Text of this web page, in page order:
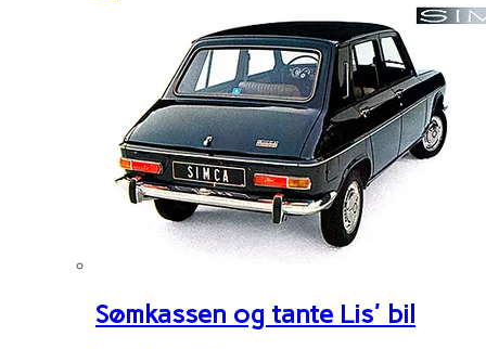
Sømkassen og tante Lis' bil